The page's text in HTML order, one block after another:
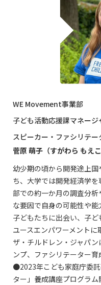
WE Movement事業部
子ども活動応援課マネージ
スピーカー・ファシリテー
菅原 萌子（すがわら もえこ
幼少期の頃から開発途上
ち、大学では開発経済学
部での約一か月の調査分
な要因で自身の可能性や
子どもたちに出会い、子ど
ユースエンパワーメントに
ザ・チルドレン・ジャパ
ンプ、ファシリテーター育
●2023年こども家庭庁委
ター」養成講座プログラ